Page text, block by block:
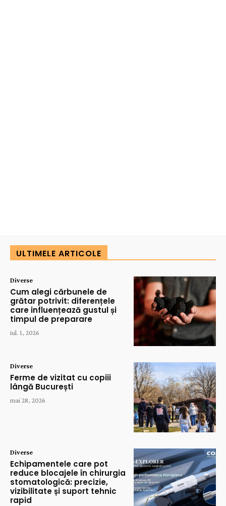
ULTIMELE ARTICOLE
Diverse
Cum alegi cărbunele de
grătar potrivit: diferențele
care influențează gustul și
timpul de preparare
iul. 1, 2026
Diverse
Ferme de vizitat cu copiii
lângă București
mai 28, 2026
Diverse
Echipamentele care pot
reduce blocajele în chirurgia
stomatologică: precizie,
vizibilitate și suport tehnic
rapid